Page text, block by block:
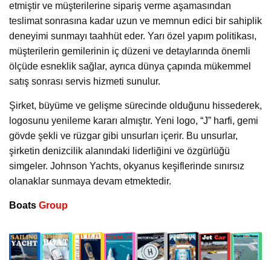
etmiştir ve müşterilerine sipariş verme aşamasından
teslimat sonrasına kadar uzun ve memnun edici bir sahiplik
deneyimi sunmayı taahhüt eder. Yarı özel yapım politikası,
müşterilerin gemilerinin iç düzeni ve detaylarında önemli
ölçüde esneklik sağlar, ayrıca dünya çapında mükemmel
satış sonrası servis hizmeti sunulur.
Şirket, büyüme ve gelişme sürecinde olduğunu hissederek,
logosunu yenileme kararı almıştır. Yeni logo, “J” harfi, gemi
gövde şekli ve rüzgar gibi unsurları içerir. Bu unsurlar,
şirketin denizcilik alanındaki liderliğini ve özgürlüğü
simgeler. Johnson Yachts, okyanus keşiflerinde sınırsız
olanaklar sunmaya devam etmektedir.
Boats Group